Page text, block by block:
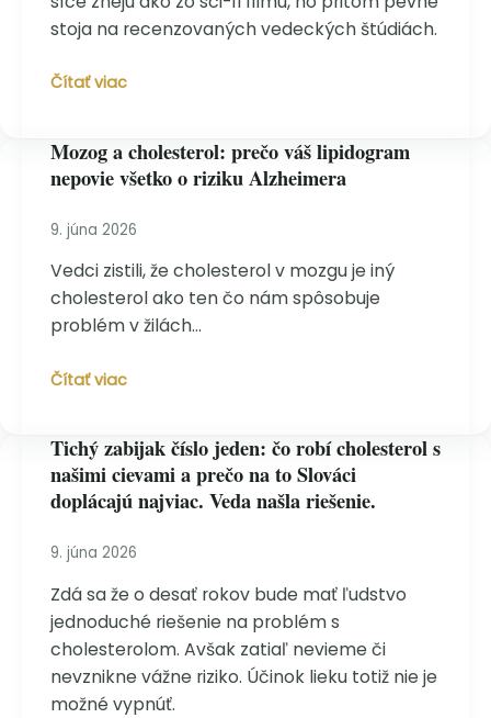
stoja na recenzovaných vedeckých štúdiách.
6
o
dlhovekosti,
veda
smrteľne
vážne
Čítať viac
Mozog a cholesterol: prečo váš lipidogram
nepovie všetko o riziku Alzheimera
9. júna 2026
Vedci zistili, že cholesterol v mozgu je iný
cholesterol ako ten čo nám spôsobuje
problém v žilách…
Mozog
prečo
váš
lipidogram
všetko
riziku
Alzheimera
Čítať viac
Tichý zabijak číslo jeden: čo robí cholesterol s
našimi cievami a prečo na to Slováci
doplácajú najviac. Veda našla riešenie.
9. júna 2026
Zdá sa že o desať rokov bude mať ľudstvo
jednoduché riešenie na problém s
cholesterolom. Avšak zatiaľ nevieme či
nevznikne vážne riziko. Účinok lieku totiž nie je
možné vypnúť.